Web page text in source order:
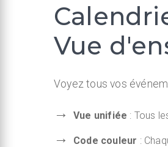
Vue
Voyez tous vos
Vue unifiée : Tous
Code couleur :